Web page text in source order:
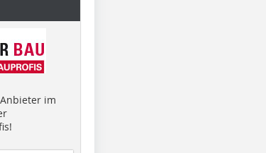
Anbieter im